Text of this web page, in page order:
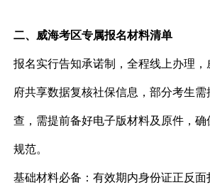
二、威海考区专属报名材料清单
报名实行告知承诺制，全程线上办理，
府共享数据复核社保信息，部分考生
查，需提前备好电子版材料及原件，
规范。
基础材料必备：有效期内身份证正反面